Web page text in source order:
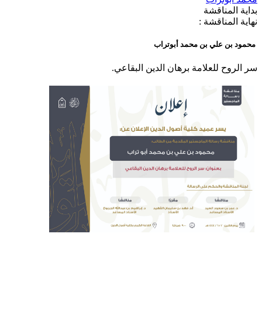
بداية المناقشة
نهاية المناقشة :
محمود بن علي بن محمد أبوتراب
​سر الروح للعلامة برهان الدين البقاعي.